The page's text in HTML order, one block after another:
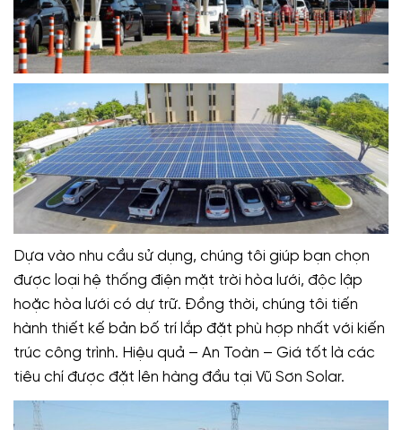
Dựa vào nhu cầu sử dụng, chúng tôi giúp bạn chọn
được loại hệ thống điện mặt trời hòa lưới, độc lập
hoặc hòa lưới có dự trữ. Đồng thời, chúng tôi tiến
hành thiết kế bản bố trí lắp đặt phù hợp nhất với kiến
trúc công trình. Hiệu quả – An Toàn – Giá tốt là các
tiêu chí được đặt lên hàng đầu tại Vũ Sơn Solar.